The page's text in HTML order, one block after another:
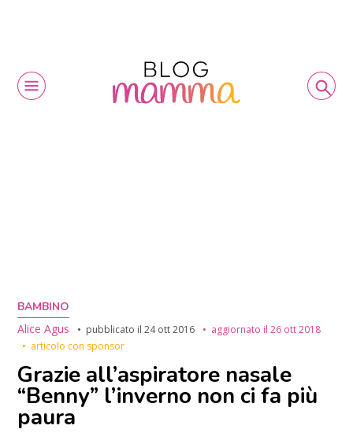
BAMBINO
Alice Agus
pubblicato il24 ott 2016 aggiornato il26 ott 2018
articolo con sponsor
Grazie all’aspiratore nasale
“Benny” l’inverno non ci fa più
paura